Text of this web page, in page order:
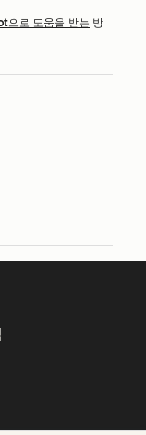
으로 도움을 받는 방